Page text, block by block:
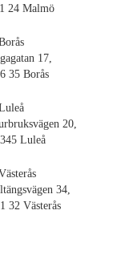
24 Malmö
17,
35 Borås
20,
Luleå
34,
32 Västerås